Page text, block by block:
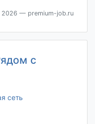
2026 — premium-job.ru
с
сеть